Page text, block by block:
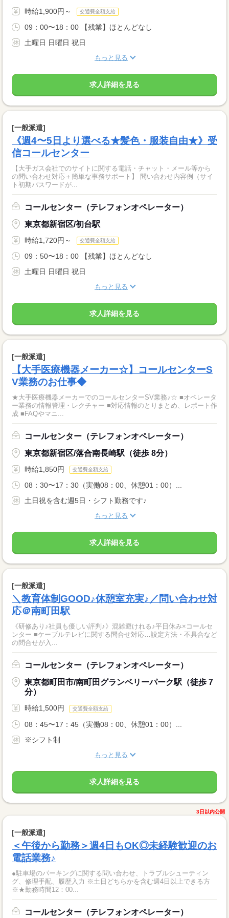
時給1,900円～ 交通費全額支給
09：00〜18：00 【残業】ほとんどなし
土曜日 日曜日 祝日
もっと見る
求人詳細を見る
[一般派遣]
《週4〜5日より選べる★髪色・服装自由★》受
信コールセンター
【大手ガス会社でのサイトに関する電話・チャット・メール等から
の問い合わせ対応＋簡単な事務サポート】 問い合わせ内容例（サイ
ト初期パスワードが...
コールセンター（テレフォンオペレーター）
東京都新宿区/初台駅
時給1,720円～ 交通費全額支給
09：50〜18：00 【残業】ほとんどなし
土曜日 日曜日 祝日
もっと見る
求人詳細を見る
[一般派遣]
【大手医療機器メーカー☆】コールセンターS
V業務のお仕事◆
★大手医療機器メーカーでのコールセンターSV業務♪☆ ■オペレータ
ー業務の情報管理・レクチャー ■対応情報のとりまとめ、レポート作
成 ■FAQやマニ...
コールセンター（テレフォンオペレーター）
東京都新宿区/落合南長崎駅（徒歩 8分）
時給1,850円 交通費全額支給
08：30〜17：30（実働08：00、休憩01：00）...
土日祝を含む週5日・シフト勤務です♪
もっと見る
求人詳細を見る
[一般派遣]
＼教育体制GOOD♪休憩室充実♪／問い合わせ対
応＠南町田駅
《研修あり♪社員も優しい評判♪》混雑避けれる♪平日休み×コールセ
ンター ■ケーブルテレビに関する問合せ対応…設定方法・不具合など
の問合せが入...
コールセンター（テレフォンオペレーター）
東京都町田市/南町田グランベリーパーク駅（徒歩 7
分）
時給1,500円 交通費全額支給
08：45〜17：45（実働08：00、休憩01：00）...
※シフト制
もっと見る
求人詳細を見る
3日以内公開
[一般派遣]
＜午後から勤務＞週4日もOK◎未経験歓迎のお
電話業務♪
●駐車場のパーキングに関する問い合わせ、トラブルシューティン
グ、修理手配、履歴入力 ※土日どちらかを含む週4日以上できる方
※★勤務時間12：00...
コールセンター（テレフォンオペレーター）